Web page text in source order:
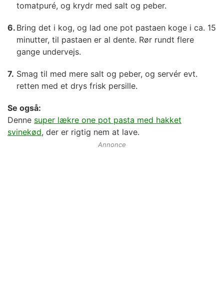
tomatpuré, og krydr med salt og peber.
Bring det i kog, og lad one pot pastaen koge i ca. 15
minutter, til pastaen er al dente. Rør rundt flere
gange undervejs.
Smag til med mere salt og peber, og servér evt.
retten med et drys frisk persille.
Se også:
Denne super lækre one pot pasta med hakket
svinekød, der er rigtig nem at lave.
Annonce